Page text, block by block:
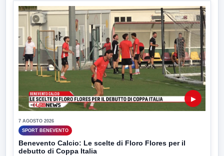
▶
7 AGOSTO 2026
SPORT BENEVENTO
Benevento Calcio: Le scelte di Floro Flores per il
debutto di Coppa Italia